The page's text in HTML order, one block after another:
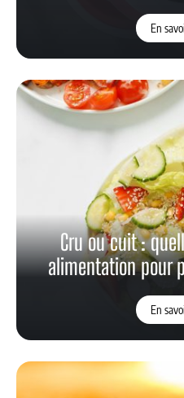
En
Cru ou cuit :
alimentation pour
En